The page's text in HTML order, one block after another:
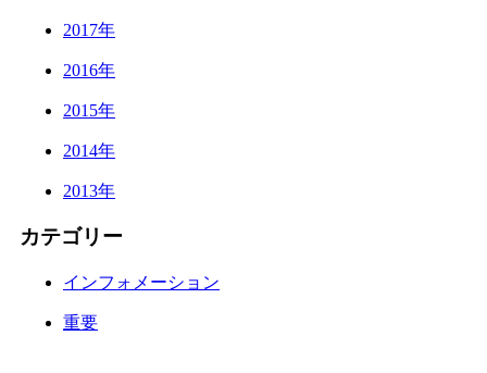
2017年
2016年
2015年
2014年
2013年
カテゴリー
インフォメーション
重要